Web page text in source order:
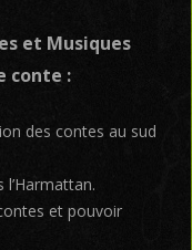
et Musiques
conte :
des contes au sud
et pouvoir